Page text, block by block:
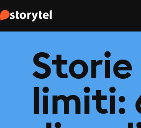
Storie
limiti: